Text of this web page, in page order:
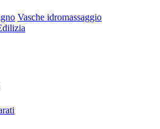
Vasche idromassaggio